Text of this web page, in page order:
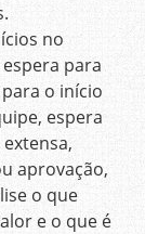
no
para
o início
espera
aprovação,
o que
e o que é